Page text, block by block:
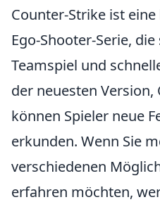
Counter-Strike ist
Ego-Shooter-Serie,
Teamspiel und
der neuesten Version,
können Spieler neue
erkunden. Wenn Sie
verschiedenen
erfahren möchten,